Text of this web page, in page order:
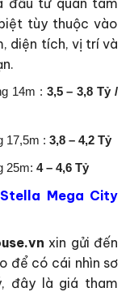
đầu tư quan tâm
tùy thuộc vào
diện tích, vị trí và
14m : 3,5 – 3,8 Tỷ /
17,5m : 3,8 – 4,2 Tỷ
25m: 4 – 4,6 Tỷ
Mega City
xin gửi đến
để có cái nhìn sơ
đây là giá tham